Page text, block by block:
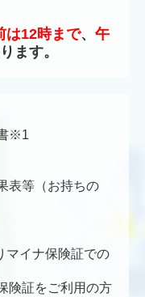
は12時まで、 午
ます。
※1
表等 （お持ちの
マイナ保険証での
険証をご利用の方